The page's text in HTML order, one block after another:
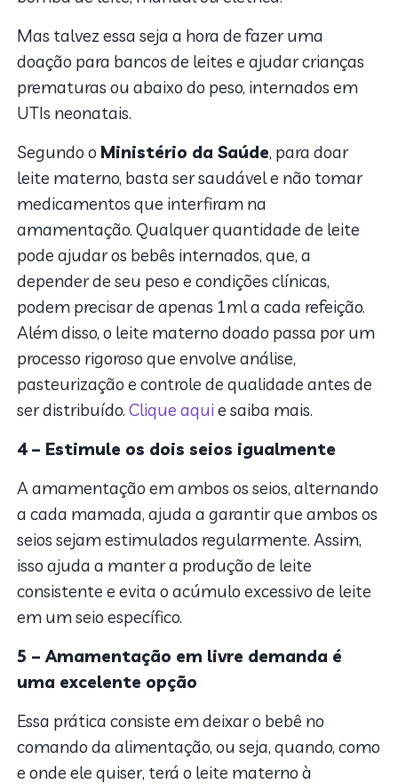
Mas talvez essa seja a hora de fazer uma
doação para bancos de leites e ajudar crianças
prematuras ou abaixo do peso, internados em
UTIs neonatais.
Segundo o Ministério da Saúde, para doar
leite materno, basta ser saudável e não tomar
medicamentos que interfiram na
amamentação. Qualquer quantidade de leite
pode ajudar os bebês internados, que, a
depender de seu peso e condições clínicas,
podem precisar de apenas 1ml a cada refeição.
Além disso, o leite materno doado passa por um
processo rigoroso que envolve análise,
pasteurização e controle de qualidade antes de
ser distribuído.Clique aquie saiba mais.
4 – Estimule os dois seios igualmente
A amamentação em ambos os seios, alternando
a cada mamada, ajuda a garantir que ambos os
seios sejam estimulados regularmente. Assim,
isso ajuda a manter a produção de leite
consistente e evita o acúmulo excessivo de leite
em um seio específico.
5 – Amamentação em livre demanda é
uma excelente opção
Essa prática consiste em deixar o bebê no
comando da alimentação, ou seja, quando, como
e onde ele quiser, terá o leite materno à